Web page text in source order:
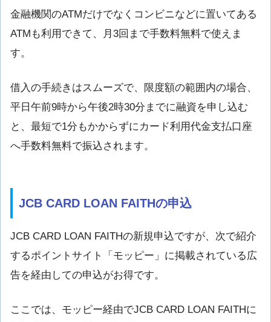
金融機関のATMだけでなくコンビニなどに置いてある
ATMも利用できて、月3回まで手数料無料で使えま
す。
借入の手続きはスムーズで、限度額の範囲内の場合、
平日午前9時から午後2時30分までに融資を申し込む
と、最短で1分もかからずにカード利用代金支払口座
へ手数料無料で振込されます。
JCB CARD LOAN FAITHの申込
JCB CARD LOAN FAITHの新規申込ですが、次で紹介
するポイントサイト「モッピー」に掲載されている広
告を経由しての申込がお得です。
ここでは、モッピー経由でJCB CARD LOAN FAITHに